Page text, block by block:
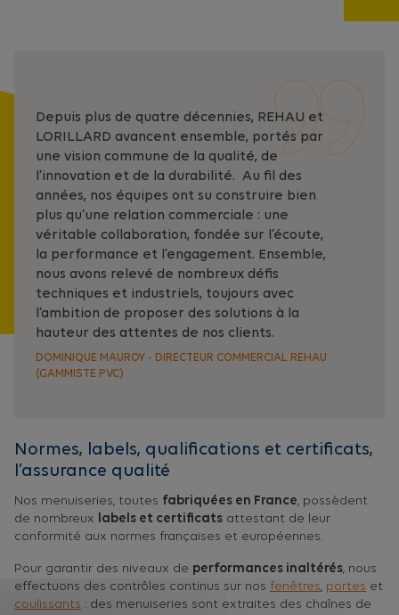
Depuis plus de quatre décennies, REHAU et
LORILLARD avancent ensemble, portés par
une vision commune de la qualité, de
l’innovation et de la durabilité.Au fil des
années, nos équipes ont su construire bien
plus qu’une relation commerciale : une
véritable collaboration, fondée sur l’écoute,
la performance et l’engagement. Ensemble,
nous avons relevé de nombreux défis
techniques et industriels, toujours avec
l’ambition de proposer des solutions à la
hauteur des attentes de nos clients.
DOMINIQUE MAUROY - DIRECTEUR COMMERCIAL REHAU
(GAMMISTE PVC)
Normes, labels, qualifications et certificats,
l’assurance qualité
Nos menuiseries, toutes fabriquées en France, possèdent
de nombreux labels et certificats attestant de leur
conformité aux normes françaises et européennes.
Pour garantir des niveaux de performances inaltérés, nous
effectuons des contrôles continus sur nos fenêtres, portes et
coulissants : des menuiseries sont extraites des chaînes de